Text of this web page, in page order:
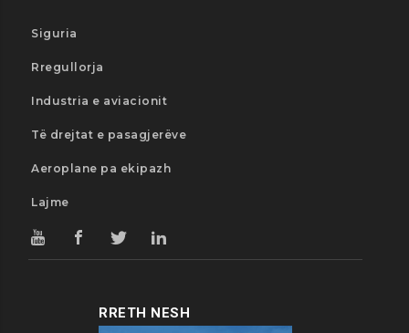
Siguria
Rregullorja
Industria e aviacionit
Të drejtat e pasagjerëve
Aeroplane pa ekipazh
Lajme
RRETH NESH